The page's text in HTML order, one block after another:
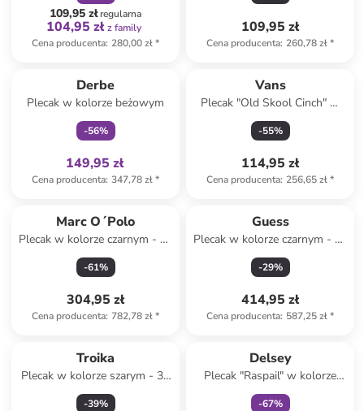
109,95 złregularna
104,95 zł z family
Cena producenta: 280,00 zł*
109,95 zł
Cena producenta: 260,78 zł*
Derbe
Plecak w kolorze beżowym
-56%
149,95 zł
Cena producenta: 347,78 zł*
Vans
Plecak "Old Skool Cinch" w
kolorze czarnym - 33 x 51 x
15 cm
-55%
114,95 zł
Cena producenta: 256,65 zł*
Marc O´Polo
Plecak w kolorze czarnym - 42
x 59 x 18 cm
-61%
304,95 zł
Cena producenta: 782,78 zł*
Guess
Plecak w kolorze czarnym - 28
x 48 x 18 cm
-29%
414,95 zł
Cena producenta: 587,25 zł*
Troika
Plecak w kolorze szarym - 33
x 53 x 11 cm
-39%
Delsey
Plecak "Raspail" w kolorze
niebieskim - 30 x 48 x 17 cm
-67%